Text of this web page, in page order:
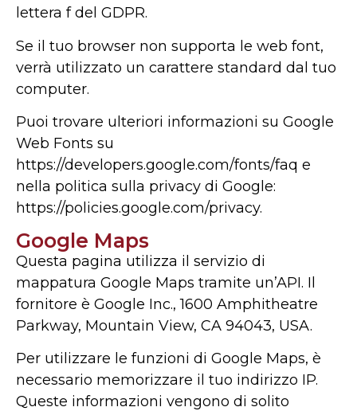
lettera f del GDPR.
Se il tuo browser non supporta le web font,
verrà utilizzato un carattere standard dal tuo
computer.
Puoi trovare ulteriori informazioni su Google
Web Fonts su
https://developers.google.com/fonts/faq e
nella politica sulla privacy di Google:
https://policies.google.com/privacy.
Google Maps
Questa pagina utilizza il servizio di
mappatura Google Maps tramite un’API. Il
fornitore è Google Inc., 1600 Amphitheatre
Parkway, Mountain View, CA 94043, USA.
Per utilizzare le funzioni di Google Maps, è
necessario memorizzare il tuo indirizzo IP.
Queste informazioni vengono di solito